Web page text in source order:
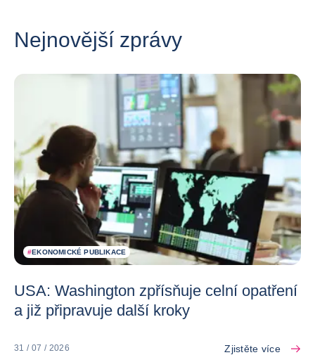
Nejnovější zprávy
#EKONOMICKÉ PUBLIKACE
USA: Washington zpřísňuje celní opatření
a již připravuje další kroky
31 / 07 / 2026 Zjistěte více